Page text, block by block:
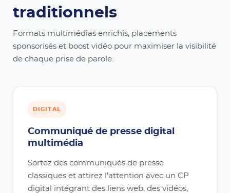
traditionnels
Formats multimédias enrichis, placements
sponsorisés et boost vidéo pour maximiser la visibilité
de chaque prise de parole.
DIGITAL
Communiqué de presse digital
multimédia
Sortez des communiqués de presse
classiques et attirez l'attention avec un CP
digital intégrant des liens web, des vidéos,